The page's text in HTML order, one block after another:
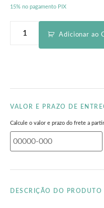
15% no pagamento PIX
Adicionar ao
VALOR E PRAZO DE
Calcule o valor e prazo do frete a
DESCRIÇÃO DO PRODUTO